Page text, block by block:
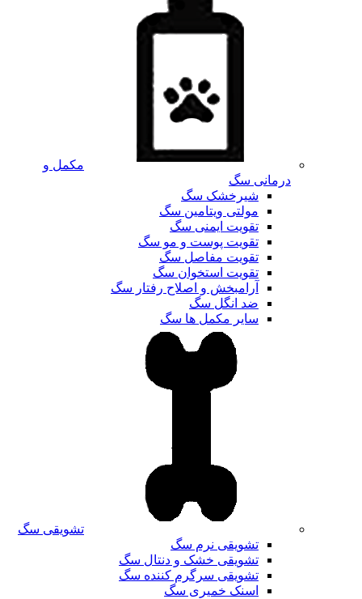
مکمل و
درمانی سگ
شیرخشک سگ
مولتی ویتامین سگ
تقویت ایمنی سگ
تقویت پوست و مو سگ
تقویت مفاصل سگ
تقویت استخوان سگ
آرامبخش و اصلاح رفتار سگ
ضد انگل سگ
سایر مکمل ها سگ
تشویقی سگ
تشویقی نرم سگ
تشویقی خشک و دنتال سگ
تشویقی سرگرم کننده سگ
اسنک خمیری سگ